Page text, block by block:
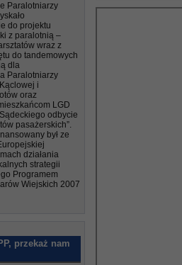
Paralotniarzy
do projektu
z paralotnią –
wraz z
do tandemowych
dla
Paralotniarzy
i
oraz
LGD
odbycie
pasażerskich”.
był ze
działania
strategii
Programem
Wiejskich 2007
przekaż nam